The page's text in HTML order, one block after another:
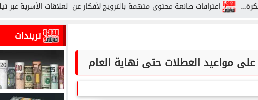
اعترافات صانعة محتوى متهمة بالترويج لأفكار عن العلاقات الأسرية عبر تيك توك
تريندات